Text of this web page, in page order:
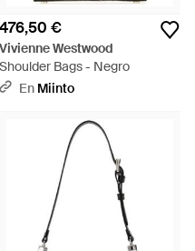
476,50 €
Vivienne Westwood
Shoulder Bags - Negro
En Miinto